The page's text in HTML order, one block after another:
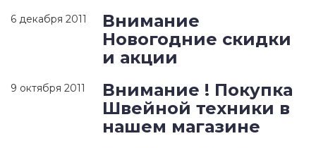
6 декабря 2011
Внимание
Новогодние скидки
и акции
9 октября 2011
Внимание ! Покупка
Швейной техники в
нашем магазине